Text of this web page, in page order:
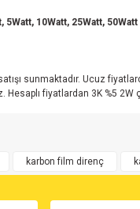
10Watt, 25Watt,
sunmaktadır. Ucuz
fiyatlardan 3K %5
ilk yorumu siz yapın!
karbon film direnç